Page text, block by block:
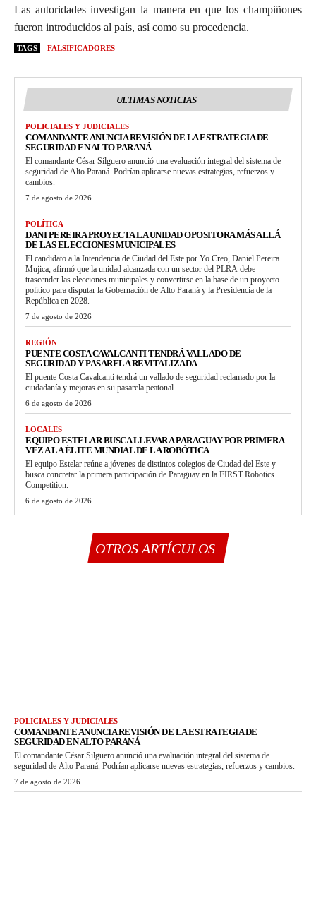
Las autoridades investigan la manera en que los champiñones
fueron introducidos al país, así como su procedencia.
TAGS FALSIFICADORES
ULTIMAS NOTICIAS
POLICIALES Y JUDICIALES
COMANDANTE ANUNCIA REVISIÓN DE LA ESTRATEGIA DE
SEGURIDAD EN ALTO PARANÁ
El comandante César Silguero anunció una evaluación integral del sistema de
seguridad de Alto Paraná. Podrían aplicarse nuevas estrategias, refuerzos y
cambios.
7 de agosto de 2026
POLÍTICA
DANI PEREIRA PROYECTA LA UNIDAD OPOSITORA MÁS ALLÁ
DE LAS ELECCIONES MUNICIPALES
El candidato a la Intendencia de Ciudad del Este por Yo Creo, Daniel Pereira
Mujica, afirmó que la unidad alcanzada con un sector del PLRA debe
trascender las elecciones municipales y convertirse en la base de un proyecto
político para disputar la Gobernación de Alto Paraná y la Presidencia de la
República en 2028.
7 de agosto de 2026
REGIÓN
PUENTE COSTA CAVALCANTI TENDRÁ VALLADO DE
SEGURIDAD Y PASARELA REVITALIZADA
El puente Costa Cavalcanti tendrá un vallado de seguridad reclamado por la
ciudadanía y mejoras en su pasarela peatonal.
6 de agosto de 2026
LOCALES
EQUIPO ESTELAR BUSCA LLEVAR A PARAGUAY POR PRIMERA
VEZ A LA ÉLITE MUNDIAL DE LA ROBÓTICA
El equipo Estelar reúne a jóvenes de distintos colegios de Ciudad del Este y
busca concretar la primera participación de Paraguay en la FIRST Robotics
Competition.
6 de agosto de 2026
OTROS ARTÍCULOS
POLICIALES Y JUDICIALES
COMANDANTE ANUNCIA REVISIÓN DE LA ESTRATEGIA DE
SEGURIDAD EN ALTO PARANÁ
El comandante César Silguero anunció una evaluación integral del sistema de
seguridad de Alto Paraná. Podrían aplicarse nuevas estrategias, refuerzos y cambios.
7 de agosto de 2026